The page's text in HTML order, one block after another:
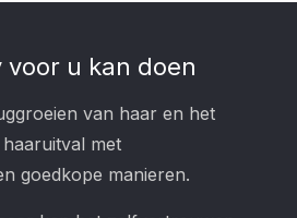
voor u kan doen
van haar en het
met
goedkope manieren.